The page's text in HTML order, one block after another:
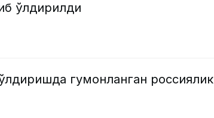
ўлдирилди
гумонланган россиялик